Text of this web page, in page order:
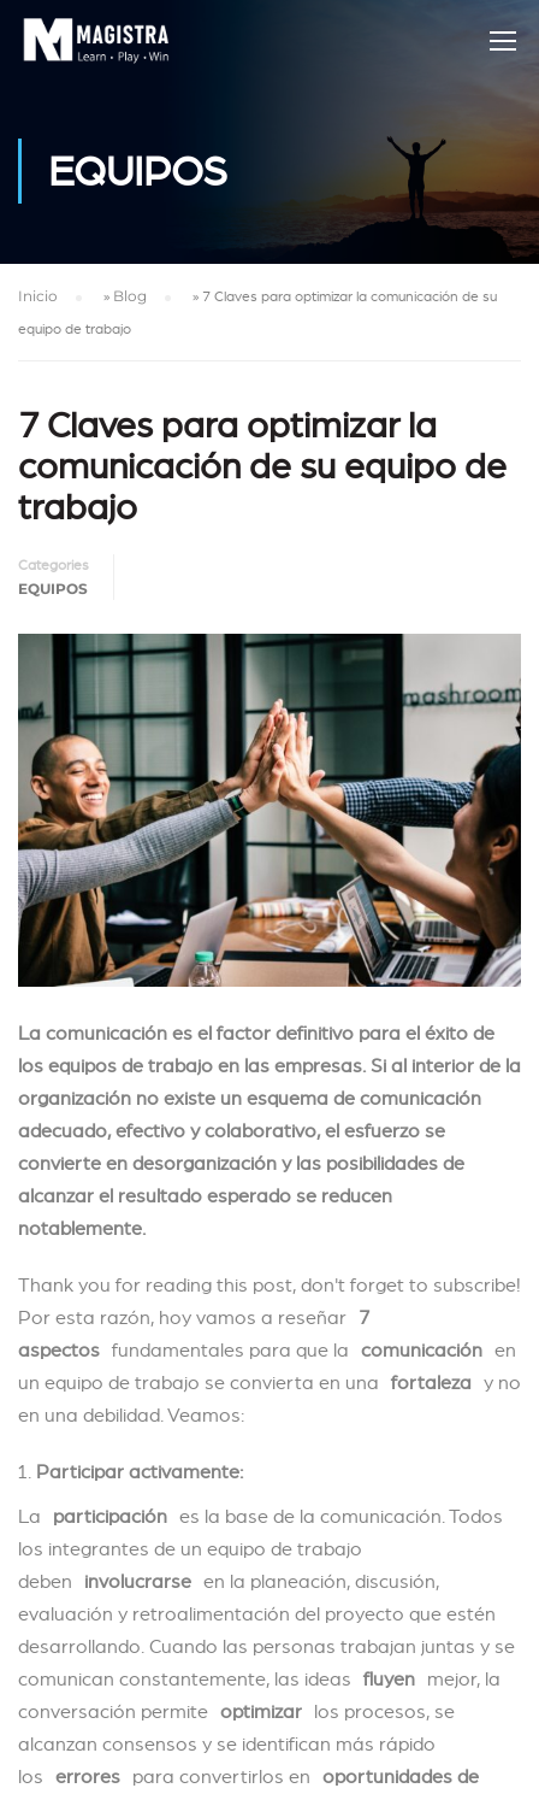
EQUIPOS
Inicio » Blog » 7 Claves para optimizar la comunicación de su
equipo de trabajo
7 Claves para optimizar la
comunicación de su equipo de
trabajo
Categories
EQUIPOS
La comunicación es el factor definitivo para el éxito de
los equipos de trabajo en las empresas. Si al interior de la
organización no existe un esquema de comunicación
adecuado, efectivo y colaborativo, el esfuerzo se
convierte en desorganización y las posibilidades de
alcanzar el resultado esperado se reducen
notablemente.
Thank you for reading this post, don't forget to subscribe!
Por esta razón, hoy vamos a reseñar 7
aspectos fundamentales para que la comunicación en
un equipo de trabajo se convierta en una fortaleza y no
en una debilidad. Veamos:
Participar activamente:
La participación es la base de la comunicación. Todos
los integrantes de un equipo de trabajo
deben involucrarse en la planeación, discusión,
evaluación y retroalimentación del proyecto que estén
desarrollando. Cuando las personas trabajan juntas y se
comunican constantemente, las ideas fluyen mejor, la
conversación permite optimizar los procesos, se
alcanzan consensos y se identifican más rápido
los errores para convertirlos en oportunidades de